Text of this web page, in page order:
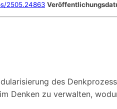
2505.24863
des
Denken zu verwalten,